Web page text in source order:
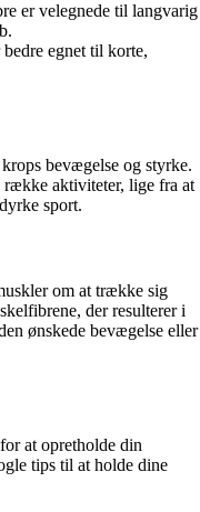
er velegnede til langvarig
egnet til korte,
bevægelse og styrke.
aktiviteter, lige fra at
sport.
om at trække sig
der resulterer i
ønskede bevægelse eller
at opretholde din
tips til at holde dine